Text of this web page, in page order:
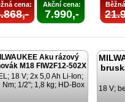
cena: Akční cena:
7.990,-
Aku rázový
M18 FIW2F12-502X
18 V; 2x 5,0 Ah Li-Ion;
Nm; 1/2"; 1,8 kg; HD-Box
18 V;